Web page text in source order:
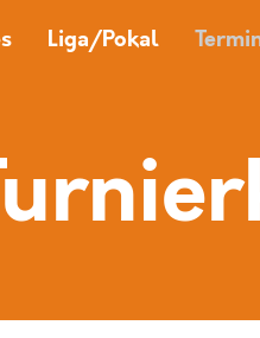
Liga/Pokal